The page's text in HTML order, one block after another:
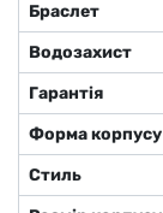
Браслет
Водозахист
Гарантія
Форма корпусу
Стиль